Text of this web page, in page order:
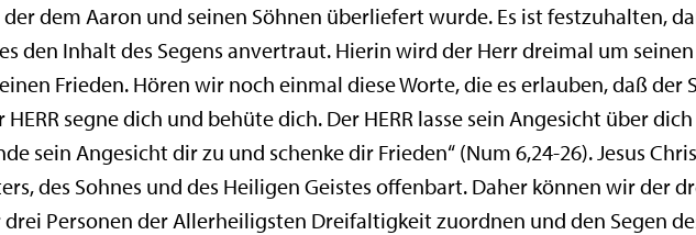
dem Aaron und seinen Söhnen überliefert wurde. Es ist festzuhalten,
den Inhalt des Segens anvertraut. Hierin wird der Herr dreimal um
Frieden. Hören wir noch einmal diese Worte, die es erlauben, daß der
HERR segne dich und behüte dich. Der HERR lasse sein Angesicht über
sein Angesicht dir zu und schenke dir Frieden“ (Num 6,24-26). Jesus
des Sohnes und des Heiligen Geistes offenbart. Daher können wir der
Personen der Allerheiligsten Dreifaltigkeit zuordnen und den Segen